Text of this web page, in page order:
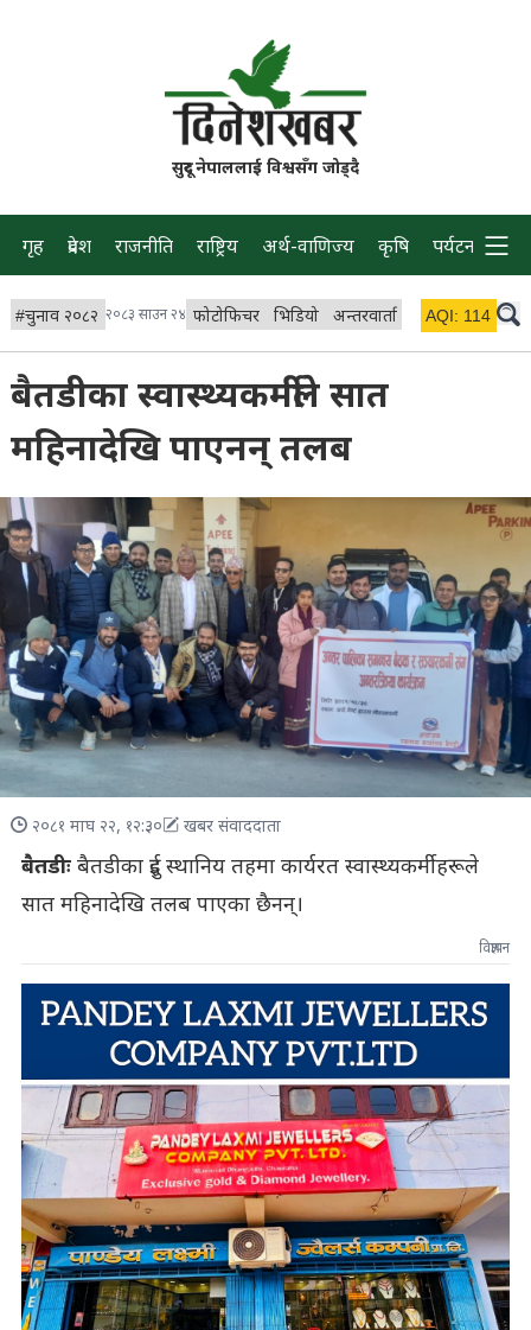
सुदूर नेपाललाई विश्वसँग जोड्दै
गृह प्रदेश राजनीति राष्ट्रिय अर्थ-वाणिज्य कृषि पर्यटन प्रवास
#चुनाव २०८२ २०८३ साउन २४ फोटोफिचर भिडियो अन्तरवार्ता विचार/ब्लग
AQI: 114
बैतडीका स्वास्थ्यकर्मीले सात
महिनादेखि पाएनन् तलब
२०८१ माघ २२, १२:३० खबर संवाददाता
बैतडीःबैतडीका दुई स्थानिय तहमा कार्यरत स्वास्थ्यकर्मीहरूले
सात महिनादेखि तलब पाएका छैनन्।
विज्ञापन